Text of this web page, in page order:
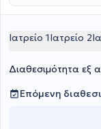
του προστάτη με
νεφρού,ουροδόχου κύστης και προστάτη), της λιθίασης (εύκαμπτη
ουρητηροσκόπηση,
ούρων. Διαθέτει
Ιατρικού Κέντρου,
Ιατρείο 1Ιατρείο 2
Διαθεσιμότητα εξ
Επόμενη